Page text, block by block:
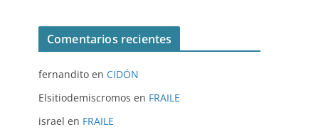
Comentarios recientes
fernandito en CIDÓN
Elsitiodemiscromos en FRAILE
israel en FRAILE